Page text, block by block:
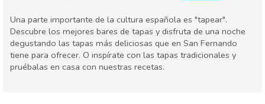
Una parte importante de la cultura española es "tapear".
Descubre los mejores bares de tapas y disfruta de una noche
degustando las tapas más deliciosas que en San Fernando
tiene para ofrecer. O inspírate con las tapas tradicionales y
pruébalas en casa con nuestras recetas.